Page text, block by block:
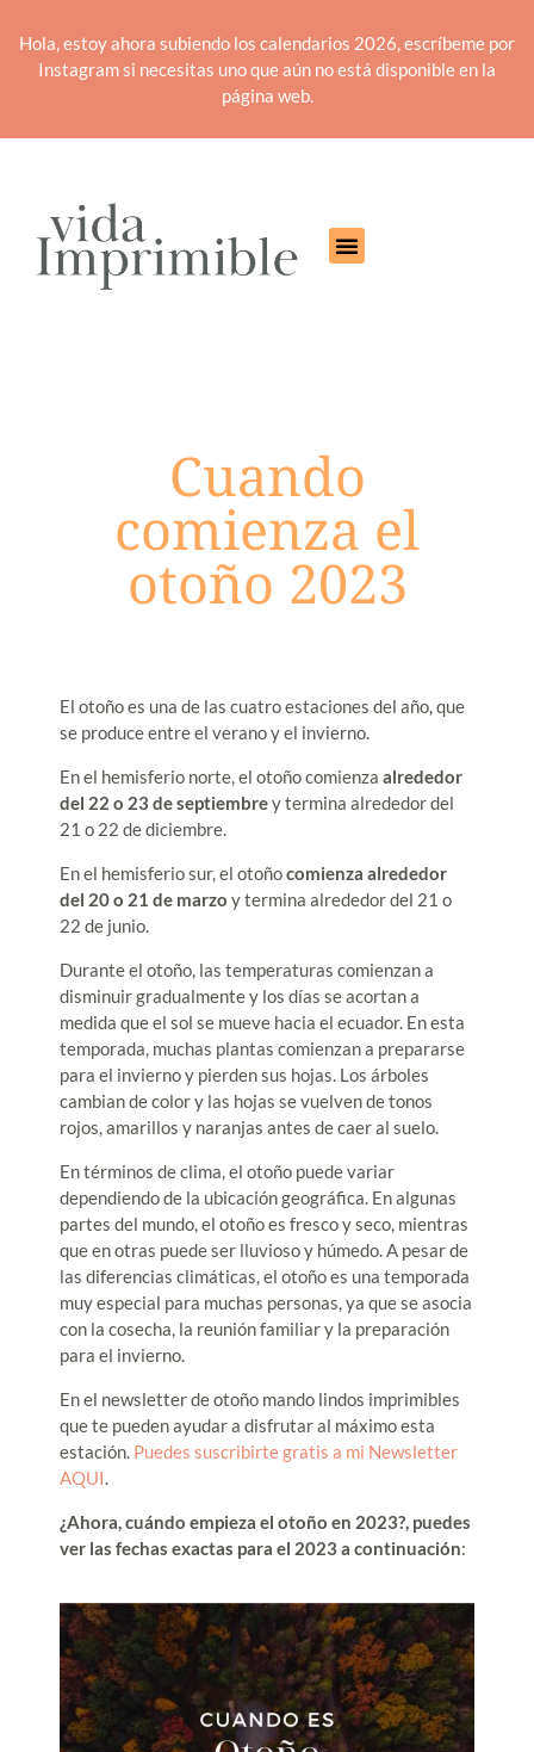
Hola, estoy ahora subiendo los calendarios 2026, escríbeme por
Instagram si necesitas uno que aún no está disponible en la
página web.
Cuando
comienza el
otoño 2023
El otoño es una de las cuatro estaciones del año, que
se produce entre el verano y el invierno.
En el hemisferio norte, el otoño comienza alrededor
del 22 o 23 de septiembrey termina alrededor del
21 o 22 de diciembre.
En el hemisferio sur, el otoñocomienza alrededor
del 20 o 21 de marzo y termina alrededor del 21 o
22 de junio.
Durante el otoño, las temperaturas comienzan a
disminuir gradualmente y los días se acortan a
medida que el sol se mueve hacia el ecuador. En esta
temporada, muchas plantas comienzan a prepararse
para el invierno y pierden sus hojas. Los árboles
cambian de color y las hojas se vuelven de tonos
rojos, amarillos y naranjas antes de caer al suelo.
En términos de clima, el otoño puede variar
dependiendo de la ubicación geográfica. En algunas
partes del mundo, el otoño es fresco y seco, mientras
que en otras puede ser lluvioso y húmedo. A pesar de
las diferencias climáticas, el otoño es una temporada
muy especial para muchas personas, ya que se asocia
con la cosecha, la reunión familiar y la preparación
para el invierno.
En el newsletter de otoño mando lindos imprimibles
que te pueden ayudar a disfrutar al máximo esta
estación. Puedes suscribirte gratis a mi Newsletter
AQUI.
¿Ahora, cuándo empieza el otoño en 2023?, puedes
ver las fechas exactas para el 2023 a continuación: